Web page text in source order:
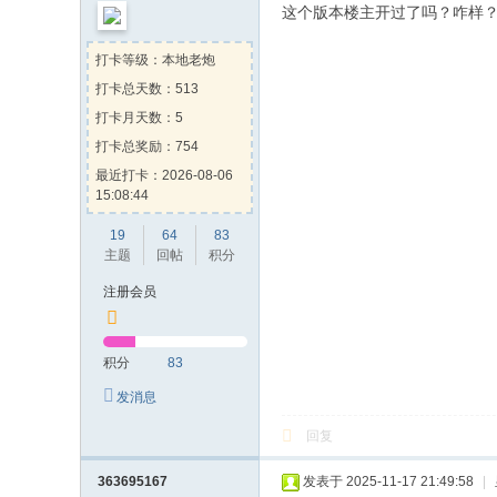
打卡等级：本地老炮
打卡总天数：513
打卡月天数：5
打卡总奖励：754
最近打卡：2026-08-06
15:08:44
19
主题
64
回帖
83
积分
注册会员
积分 83
发消息
这个版本楼主开过了吗？咋样？
回复
363695167 发表于 2025-11-17 21:49:58